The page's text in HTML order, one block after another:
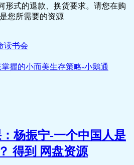
④.png
七）：复盘.mp3
.jpg
（三）：六种类型的公司与
（三）：六种类型的公司与
形式的退款、换货要求。请您在购
您所需要的资源
读书会
握的小而美生存策略-小鹅通
杨振宁-一个中国人是
得到 网盘资源